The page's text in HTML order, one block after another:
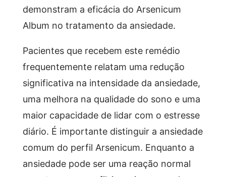
demonstram a eficácia do Arsenicum
Album no tratamento da ansiedade.
Pacientes que recebem este remédio
frequentemente relatam uma redução
significativa na intensidade da ansiedade,
uma melhora na qualidade do sono e uma
maior capacidade de lidar com o estresse
diário. É importante distinguir a ansiedade
comum do perfil Arsenicum. Enquanto a
ansiedade pode ser uma reação normal